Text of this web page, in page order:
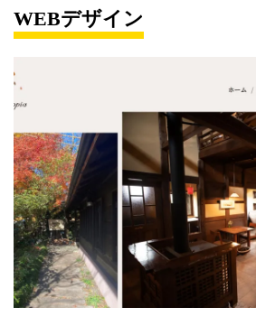
WEBデザイン